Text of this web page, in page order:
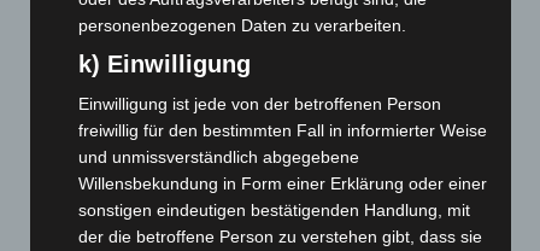
(99)
März 2026(115)
Januar 2026(122)
Dezember 2025(103)
November 2025(114)
Oktober 2025(112)
personenbezogenen Daten zu verarbeiten.
k) Einwilligung
Einwilligung ist jede von der betroffenen Person
freiwillig für den bestimmten Fall in informierter Weise
und unmissverständlich abgegebene
Willensbekundung in Form einer Erklärung oder einer
sonstigen eindeutigen bestätigenden Handlung, mit
der die betroffene Person zu verstehen gibt, dass sie